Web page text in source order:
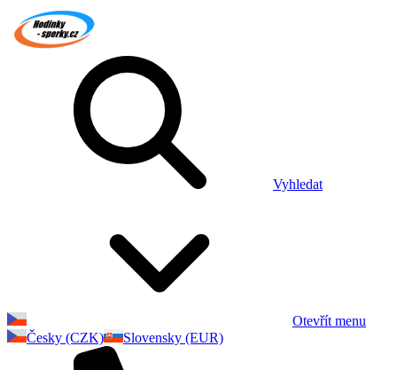
Vyhledat
Otevřít menu
Česky (CZK)
Slovensky (EUR)